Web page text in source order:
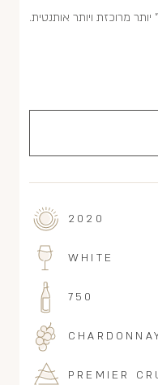
מרוכזת ויותר אותנטית.
2020
WHITE
750
PREMIER